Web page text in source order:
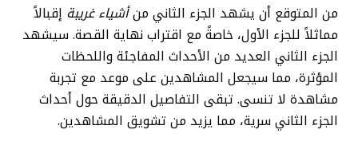
من المتوقع أن يشهد الجزء الثاني منأشياء غريبة إقبالاً
مماثلاً للجزء الأول، خاصةً مع اقتراب نهاية القصة. سيشهد
الجزء الثاني العديد من الأحداث المفاجئة واللحظات
المؤثرة، مما سيجعل المشاهدين على موعد مع تجربة
مشاهدة لا تنسى. تبقى التفاصيل الدقيقة حول أحداث
الجزء الثاني سرية، مما يزيد من تشويق المشاهدين.